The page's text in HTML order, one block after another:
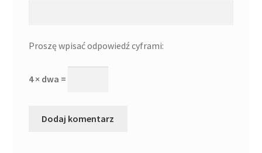
Proszę wpisać odpowiedź cyframi:
4 × dwa =